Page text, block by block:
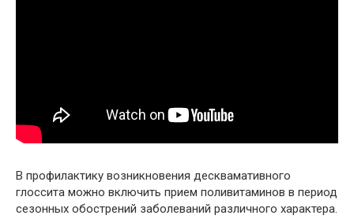
В профилактику возникновения десквамативного
глоссита можно включить прием поливитаминов в период
сезонных обострений заболеваний различного характера.